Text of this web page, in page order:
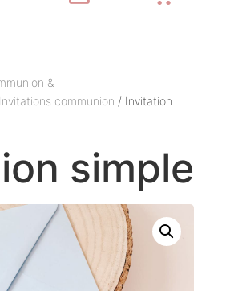
&
Invitations communion / Invitation
simple